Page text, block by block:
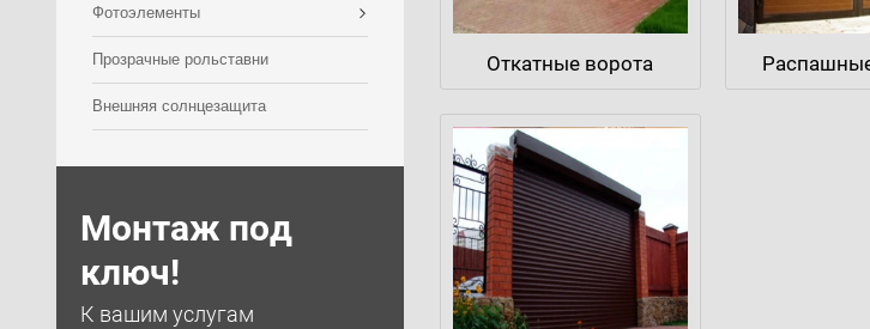
Фотоэлементы
Прозрачные рольставни
Внешняя солнцезащита
Монтаж под
ключ!
К вашим услугам
Откатные ворота